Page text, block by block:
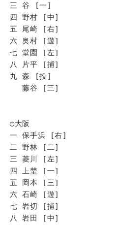
三 谷 [一]
四 野村 [中]
五 尾崎 [右]
六 奥村 [遊]
七 堂園 [左]
八 片平 [捕]
九 森 [投]
藤谷 [三]
◯大阪
一 保手浜 [右]
二 野林 [二]
三 菱川 [左]
四 上埜 [一]
五 岡本 [三]
六 石崎 [遊]
七 岩切 [捕]
八 岩田 [中]